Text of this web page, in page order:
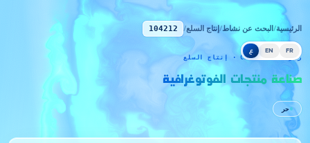
FR
EN ع
الرئيسية/البحث عن نشاط/إنتاج السلع/
104212
رمز CNRC 104212 · إنتاج السلع
صناعة منتجات الفوتوغرافية
حر